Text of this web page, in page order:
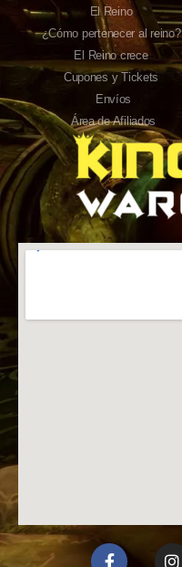
El Reino
¿Cómo pertenecer al reino?
El Reino crece
Cupones y Tickets
Envíos
Área de Afiliados